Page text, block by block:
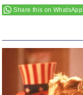
Share this on WhatsApp